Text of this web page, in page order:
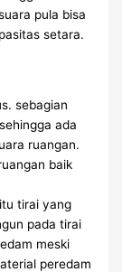
pula bisa
setara.
sebagian
ada
ruangan.
baik
tirai yang
pada tirai
meski
peredam